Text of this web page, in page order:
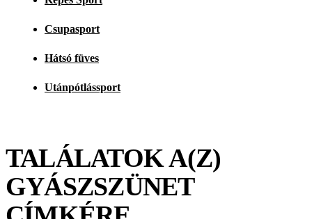
Csupasport
Hátsó füves
Utánpótlássport
TALÁLATOK A(Z)
GYÁSZSZÜNET